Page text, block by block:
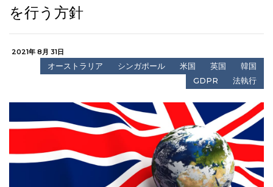
を行う方針
2021年 8月 31日
オーストラリア シンガポール 米国 英国
韓国
GDPR
法執行